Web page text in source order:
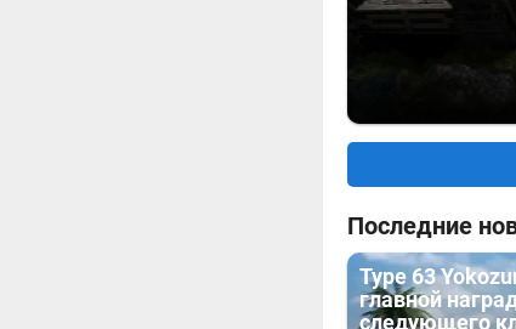
Последние
Type 63
главной
следующего